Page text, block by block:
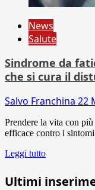
News
Salute
Sindrome da
che si cura il
Salvo Franchina 22
Prendere la vita con più
efficace contro i
Leggi tutto
Ultimi